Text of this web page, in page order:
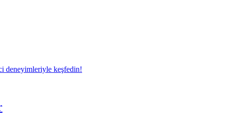
deneyimleriyle keşfedin!